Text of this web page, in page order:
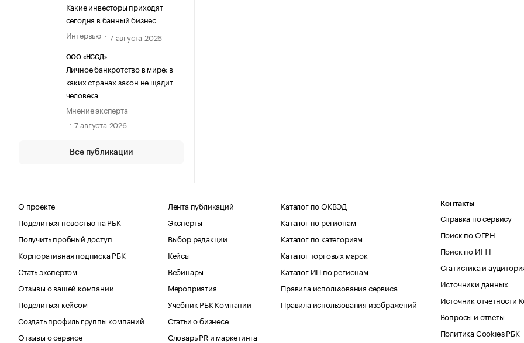
Какие инвесторы приходят
сегодня в банный бизнес
Интервью
7 августа 2026
ООО «НССД»
Личное банкротство в мире: в
каких странах закон не щадит
человека
Мнение эксперта
7 августа 2026
Все публикации
О проекте
Поделиться новостью на РБК
Получить пробный доступ
Корпоративная подписка РБК
Стать экспертом
Отзывы о вашей компании
Поделиться кейсом
Создать профиль группы компаний
Отзывы о сервисе
Лента публикаций
Эксперты
Выбор редакции
Кейсы
Вебинары
Мероприятия
Учебник РБК Компании
Статьи о бизнесе
Словарь PR и маркетинга
Каталог по ОКВЭД
Каталог по регионам
Каталог по категориям
Каталог торговых марок
Каталог ИП по регионам
Правила использования сервиса
Правила использования изображений
Контакты
Справка по сервису
Поиск по ОГРН
Поиск по ИНН
Статистика и
Источники данных
Источник отчетности
Вопросы и ответы
Политика Cookies РБК